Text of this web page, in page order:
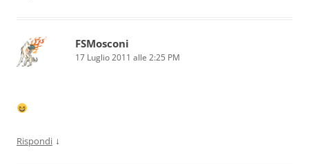
FSMosconi
17 Luglio 2011 alle 2:25 PM
Rispondi ↓